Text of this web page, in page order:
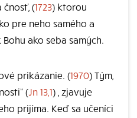
čnosť, (1723) ktorou
pre neho samého a
ako seba samých.
prikázanie. (1970) Tým,
(Jn 13,1) , zjavuje
prijíma. Keď sa učeníci